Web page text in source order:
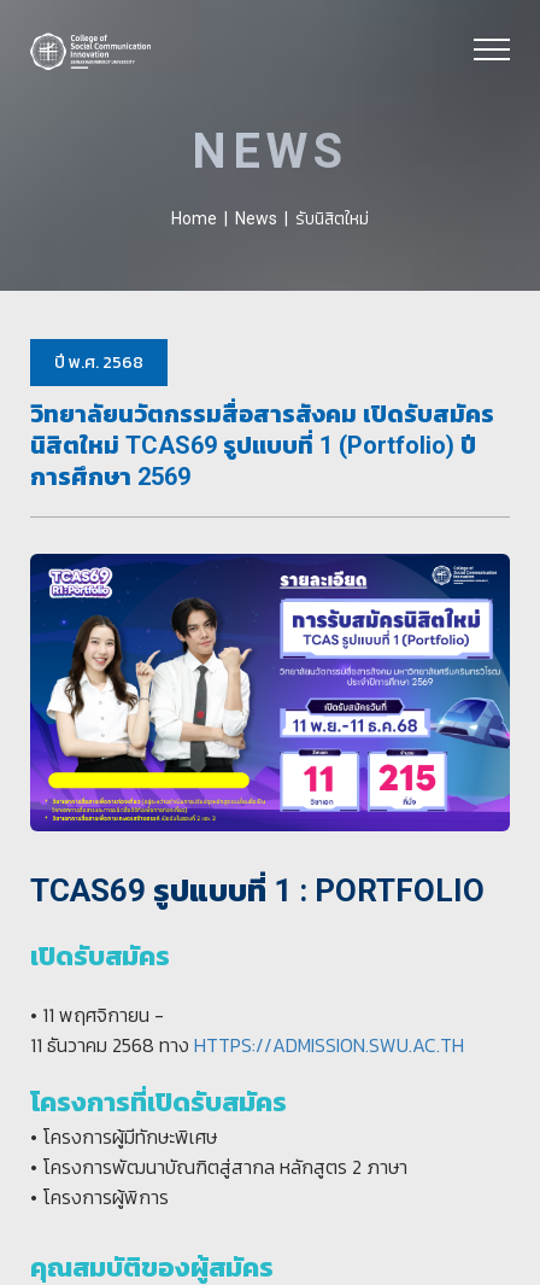
NEWS
Home News รับนิสิตใหม่
ปี พ.ศ. 2568
วิทยาลัยนวัตกรรมสื่อสารสังคม เปิดรับสมัคร
นิสิตใหม่ TCAS69 รูปแบบที่ 1 (Portfolio) ปี
การศึกษา 2569
TCAS69 รูปแบบที่ 1 : PORTFOLIO
เปิดรับสมัคร
• 11 พฤศจิกายน -
11 ธันวาคม 2568 ทาง HTTPS://ADMISSION.SWU.AC.TH
โครงการที่เปิดรับสมัคร
• โครงการผู้มีทักษะพิเศษ
• โครงการพัฒนาบัณฑิตสู่สากล หลักสูตร 2 ภาษา
• โครงการผู้พิการ
คุณสมบัติของผู้สมัคร